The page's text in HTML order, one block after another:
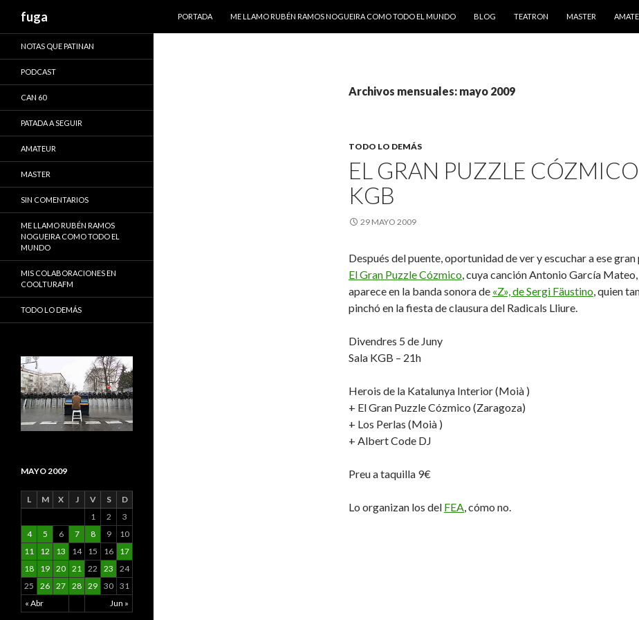
fuga
PORTADA
ME LLAMO RUBÉN RAMOS NOGUEIRA COMO TODO EL MUNDO BLOG TEATRON MASTER
Archivos mensuales: mayo 2009
TODO LO DEMÁS
EL GRAN PUZZLE
KGB
29 MAYO 2009
Después del puente, oportunidad de ver y escuchar a ese gran
El Gran Puzzle Cózmico, cuya canción Antonio García Mateo,
aparece en la banda sonora de «Z», de Sergi Fäustino, quien
pinchó en la fiesta de clausura del Radicals Lliure.
Divendres 5 de Juny
Sala KGB – 21h
Herois de la Katalunya Interior (Moià )
+ El Gran Puzzle Cózmico (Zaragoza)
+ Los Perlas (Moià )
+ Albert Code DJ
Preu a taquilla 9€
Lo organizan los del FEA, cómo no.
NOTAS QUE PATINAN
PODCAST
CAN 60
PATADA A SEGUIR
AMATEUR
MASTER
SIN COMENTARIOS
ME LLAMO RUBÉN RAMOS
NOGUEIRA COMO TODO EL
MUNDO
MIS COLABORACIONES EN
COOLTURAFM
TODO LO DEMÁS
MAYO 2009
L M X J V S D
« Abr Jun »
1 2
3
4
5 6 7 8 9
10
11
12 13 14 15 16
17
18
19 20 21 22 23
24
25
26 27 28 29 30 31